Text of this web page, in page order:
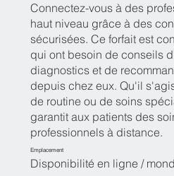
Connectez-vous à des
haut niveau grâce à des
sécurisées. Ce forfait est
qui ont besoin de conseils
diagnostics et de
depuis chez eux. Qu'il
de routine ou de soins
garantit aux patients des
professionnels à distance.
Emplacement
Disponibilité en ligne /